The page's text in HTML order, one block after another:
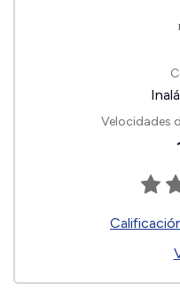
Velocidades